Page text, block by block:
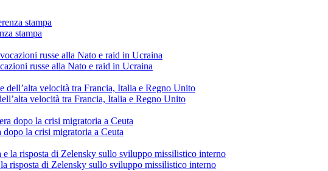
stampa
russe alla Nato e raid in Ucraina
velocità tra Francia, Italia e Regno Unito
la crisi migratoria a Ceuta
risposta di Zelensky sullo sviluppo missilistico interno